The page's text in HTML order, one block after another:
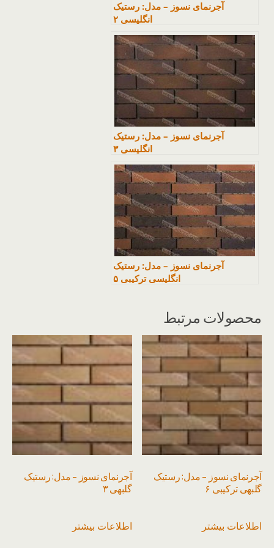
آجرنمای نسوز – مدل: رستیک
انگلیسی ۲
آجرنمای نسوز – مدل: رستیک
انگلیسی ۳
آجرنمای نسوز – مدل: رستیک
انگلیسی ترکیبی ۵
محصولات مرتبط
آجرنمای نسوز – مدل: رستیک
گلبهی ترکیبی ۶
اطلاعات بیشتر
آجرنمای نسوز – مدل: رستیک
گلبهی ۳
اطلاعات بیشتر